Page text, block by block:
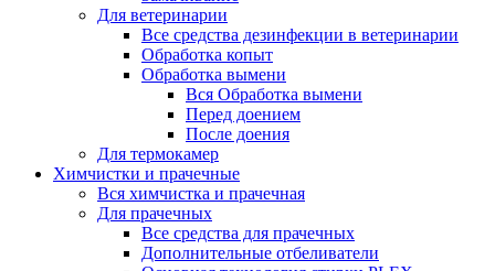
Для ветеринарии
Все средства дезинфекции в ветеринарии
Обработка копыт
Обработка вымени
Вся Обработка вымени
Перед доением
После доения
Для термокамер
Химчистки и прачечные
Вся химчистка и прачечная
Для прачечных
Все средства для прачечных
Дополнительные отбеливатели